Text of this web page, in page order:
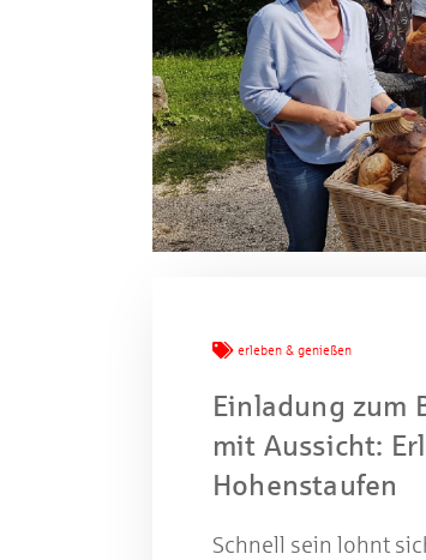
erleben & genießen
Einladung zum
mit Aussicht:
Hohenstaufen
Schnell sein lohnt